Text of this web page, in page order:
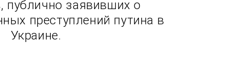
публично заявивших о
преступлений путина в
Украине.